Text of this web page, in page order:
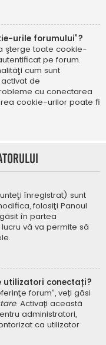
urile forumului”?
şterge toate cookie-
pe forum.
cum sunt
de
cu conectarea
cookie-urilor poate fi
înregistrat) sunt
folosiţi Panoul
în partea
vă va permite să
utilizatori conectați?
forum”, veți găsi
. Activați această
administratori,
ca utilizator